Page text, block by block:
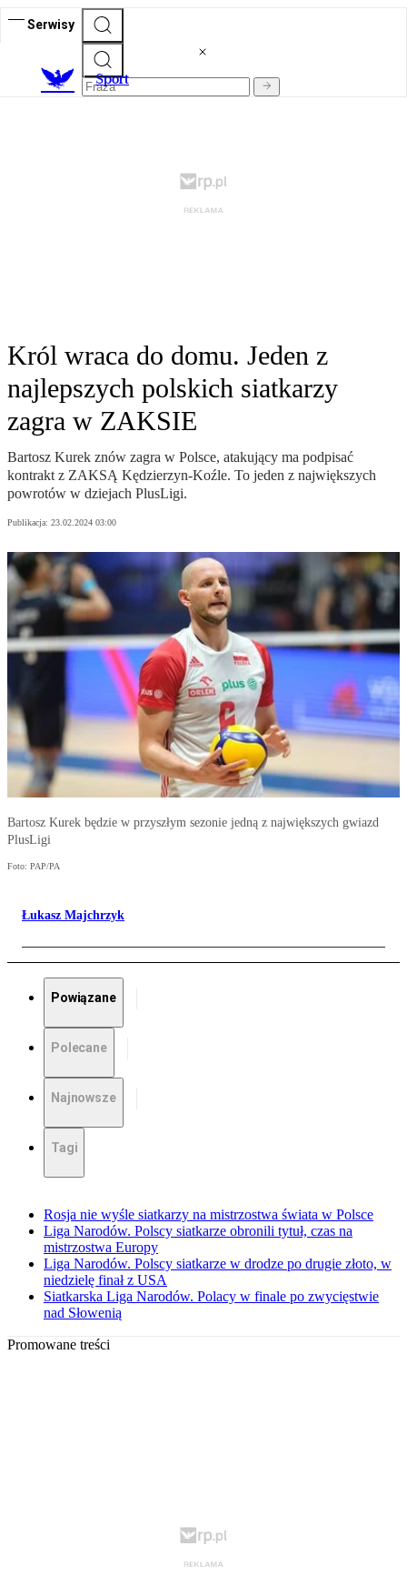
Serwisy
Sport
Król wraca do domu. Jeden z
najlepszych polskich siatkarzy
zagra w ZAKSIE
Bartosz Kurek znów zagra w Polsce, atakujący ma podpisać
kontrakt z ZAKSĄ Kędzierzyn-Koźle. To jeden z największych
powrotów w dziejach PlusLigi.
Publikacja: 23.02.2024 03:00
Bartosz Kurek będzie w przyszłym sezonie jedną z największych gwiazd
PlusLigi
Foto: PAP/PA
Łukasz Majchrzyk
Powiązane
Polecane
Najnowsze
Tagi
Rosja nie wyśle siatkarzy na mistrzostwa świata w Polsce
Liga Narodów. Polscy siatkarze obronili tytuł, czas na
mistrzostwa Europy
Liga Narodów. Polscy siatkarze w drodze po drugie złoto, w
niedzielę finał z USA
Siatkarska Liga Narodów. Polacy w finale po zwycięstwie
nad Słowenią
Promowane treści